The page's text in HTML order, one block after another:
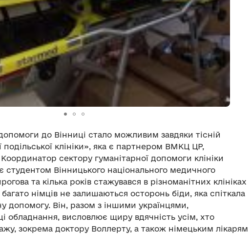
до Вінниці стало можливим завдяки тісній
подільської клініки», яка є партнером ВМКЦ ЦР,
сектору гуманітарної допомоги клініки
студентом Вінницького національного медичного
та кілька років стажувався в різноманітних клініках
німців не залишаються осторонь біди, яка спіткала
допомогу. Він, разом з іншими українцями,
обладнання, висловлює щиру вдячність усім, хто
зокрема доктору Воллерту, а також німецьким лікарям